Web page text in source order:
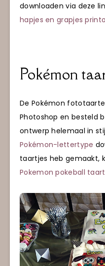
downloaden via deze
hapjes en grapjes
Pokémon
De Pokémon
Photoshop en besteld
ontwerp helemaal in
Pokémon-lettertype
taartjes heb gemaakt,
Pokemon pokeball